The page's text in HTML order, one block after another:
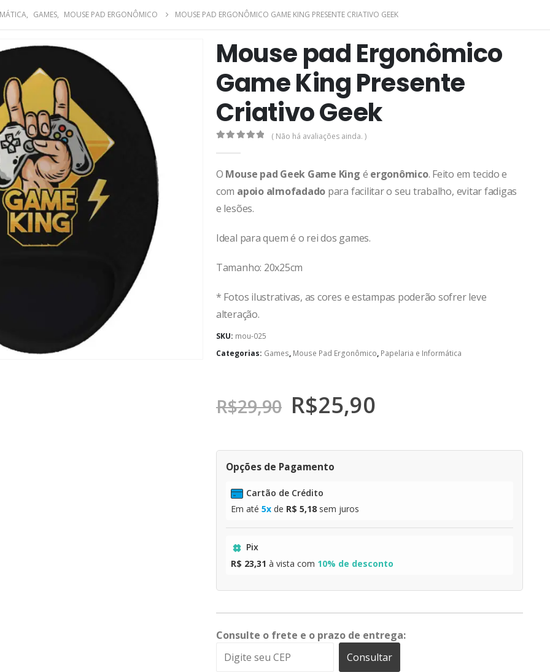
, GAMES, MOUSE PAD ERGONÔMICO MOUSE PAD ERGONÔMICO GAME KING PRESENTE CRIATIVO GEEK
Mouse pad Ergonômico
Game King Presente
Criativo Geek
( Não há avaliações ainda. )
O Mouse pad Geek Game King é ergonômico. Feito em tecido e
com apoio almofadado para facilitar o seu trabalho, evitar fadigas
e lesões.
Ideal para quem é o rei dos games.
Tamanho: 20x25cm
* Fotos ilustrativas, as cores e estampas poderão sofrer leve
alteração.
SKU: mou-025
Categorias: Games, Mouse Pad Ergonômico, Papelaria e Informática
R$29,90 R$25,90
Opções de Pagamento
Cartão de Crédito
Em até 5xde R$ 5,18sem juros
Pix
R$ 23,31 à vista com 10% de desconto
Consulte o frete e o prazo de entrega:
Consultar